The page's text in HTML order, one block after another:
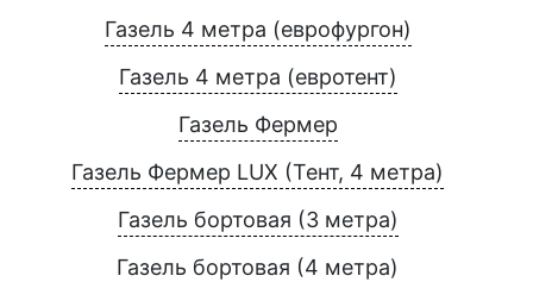
Газель 4 метра (еврофургон)
Газель 4 метра (евротент)
Газель Фермер
Газель Фермер LUX (Тент, 4 метра)
Газель бортовая (3 метра)
Газель бортовая (4 метра)